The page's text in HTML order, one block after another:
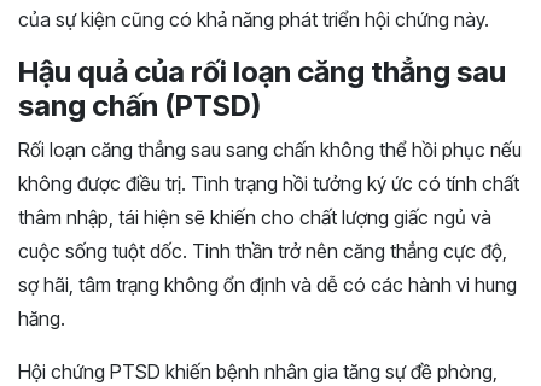
của sự kiện cũng có khả năng phát triển hội chứng này.
Hậu quả của rối loạn căng thẳng sau
sang chấn (PTSD)
Rối loạn căng thẳng sau sang chấn không thể hồi phục nếu
không được điều trị. Tình trạng hồi tưởng ký ức có tính chất
thâm nhập, tái hiện sẽ khiến cho chất lượng giấc ngủ và
cuộc sống tuột dốc. Tinh thần trở nên căng thẳng cực độ,
sợ hãi, tâm trạng không ổn định và dễ có các hành vi hung
hăng.
Hội chứng PTSD khiến bệnh nhân gia tăng sự đề phòng,